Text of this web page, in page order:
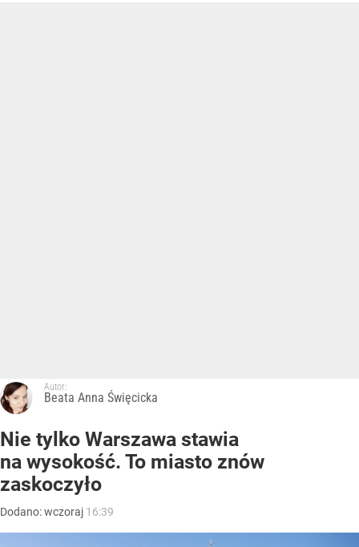
Autor:
Beata Anna Święcicka
Nie tylko Warszawa stawia
na wysokość. To miasto znów
zaskoczyło
Dodano:wczoraj 16:39